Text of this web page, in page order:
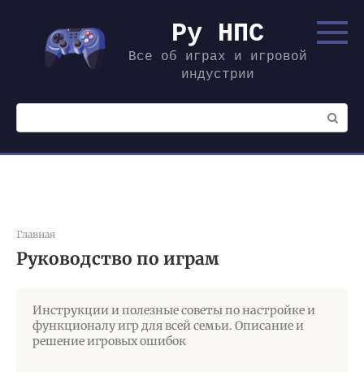
контенту
Ру НПС
Все об играх и игровой
индустрии
Поиск:
Главная
Руководство по играм
Инструкции и полезные советы по настройке и
функционалу игр для всей семьи. Описание и
решение игровых ошибок